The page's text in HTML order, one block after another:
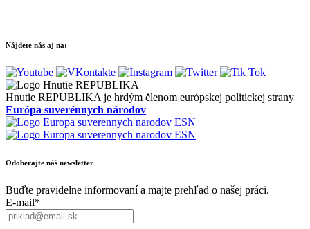
Nájdete nás aj na:
Hnutie REPUBLIKA je hrdým členom európskej politickej strany
Európa suverénnych národov
Odoberajte náš newsletter
Buďte pravidelne informovaní a majte prehľad o našej práci.
E-mail*